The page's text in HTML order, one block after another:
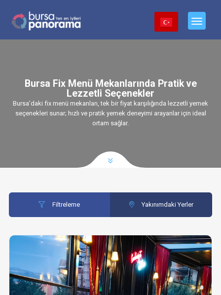
Bursa Fix Menü Mekanlarında Pratik ve
Lezzetli Seçenekler
Bursa’daki fix menü mekanları, tek bir fiyat karşılığında lezzetli yemek
seçenekleri sunar; hızlı ve pratik yemek deneyimi arayanlar için ideal
ortam sağlar.
Filtreleme Yakınımdaki Yerler